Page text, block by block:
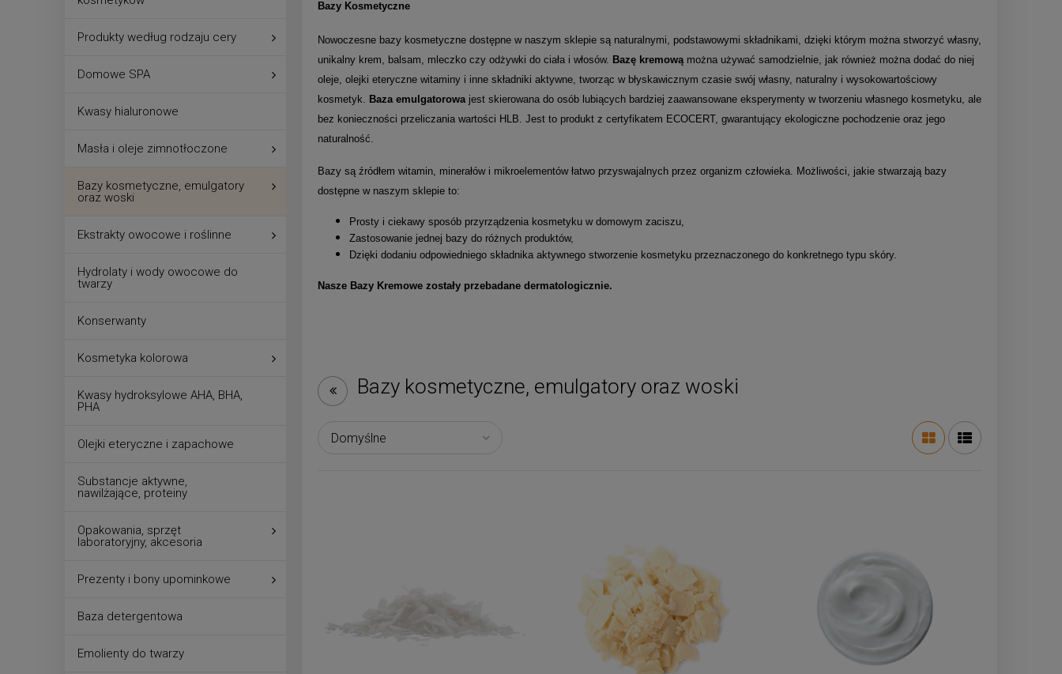
Produkty według rodzaju cery
Domowe SPA
Kwasy hialuronowe
Masła i oleje zimnotłoczone
Bazy kosmetyczne, emulgatory
oraz woski
Ekstrakty owocowe i roślinne
Hydrolaty i wody owocowe do
twarzy
Konserwanty
Kosmetyka kolorowa
Kwasy hydroksylowe AHA, BHA,
PHA
Olejki eteryczne i zapachowe
Substancje aktywne,
nawilżające, proteiny
Opakowania, sprzęt
laboratoryjny, akcesoria
Prezenty i bony upominkowe
Baza detergentowa
Emolienty do twarzy
Bazy Kosmetyczne
Nowoczesne bazy kosmetyczne dostępne w naszym sklepie są naturalnymi, podstawowymi składnikami, dzięki którym można stworzyć własny,
unikalny krem, balsam, mleczko czy odżywki do ciała i włosów. Bazę kremową można używać samodzielnie, jak również można dodać do niej
oleje, olejki eteryczne witaminy i inne składniki aktywne, tworząc w błyskawicznym czasie swój własny, naturalny i wysokowartościowy
kosmetyk.
Baza emulgatorowa jest skierowana do osób lubiących bardziej zaawansowane eksperymenty w tworzeniu własnego kosmetyku, ale
bez konieczności przeliczania wartości HLB. Jest to produkt z certyfikatem ECOCERT, gwarantujący ekologiczne pochodzenie oraz jego
naturalność.
Bazy są źródłem witamin, minerałów i mikroelementów łatwo przyswajalnych przez organizm człowieka. Możliwości, jakie stwarzają bazy
dostępne w naszym sklepie to:
Prosty i ciekawy sposób przyrządzenia kosmetyku w domowym zaciszu,
Zastosowanie jednej bazy do różnych produktów,
Dzięki dodaniu odpowiedniego składnika aktywnego stworzenie kosmetyku przeznaczonego do konkretnego typu skóry.
Nasze Bazy Kremowe zostały przebadane dermatologicznie.
Bazy kosmetyczne, emulgatory oraz woski